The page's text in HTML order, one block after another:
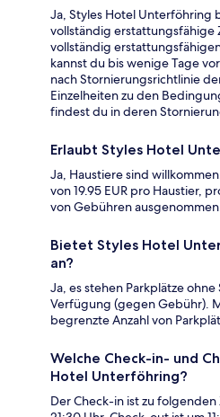
Ja, Styles Hotel Unterföhring
vollständig erstattungsfähige
vollständig
kannst du bis wenige Tage
nach Stornierungsrichtlinie
Einzelheiten zu den
findest du in deren
Erlaubt Styles Hotel
Ja, Haustiere sind
von 19.95 EUR pro Haustier,
von Gebühren
Bietet Styles Hotel
an?
Ja, es stehen Parkplätze
Verfügung (gegen Gebühr).
begrenzte Anzahl von
Welche Check-in- und
Hotel Unterföhring?
Der Check-in ist zu